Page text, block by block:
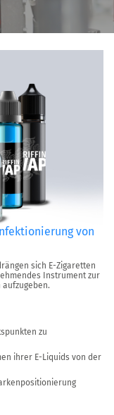
von
sich E-Zigaretten
Instrument zur
aufzugeben.
zu
ihrer E-Liquids von der